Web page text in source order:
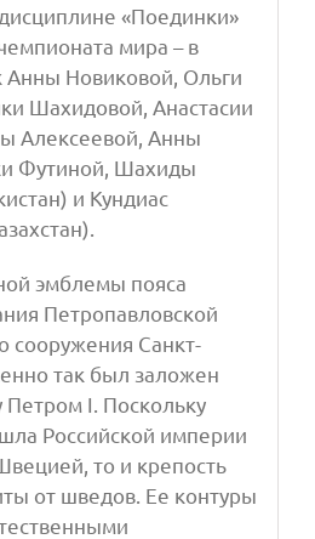
«Поединки»
мира – в
Анны Новиковой, Ольги
Шахидовой, Анастасии
Алексеевой, Анны
Футиной, Шахиды
и Кундиас
эмблемы пояса
Петропавловской
сооружения Санкт-
так был заложен
Петром I. Поскольку
Российской империи
то и крепость
от шведов. Ее контуры